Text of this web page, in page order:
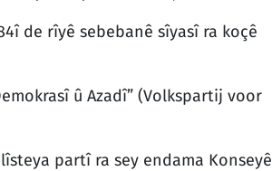
de rîyê sebebanê sîyasî ra koçê
û Azadî” (Volkspartij voor
partî ra sey endama Konseyê